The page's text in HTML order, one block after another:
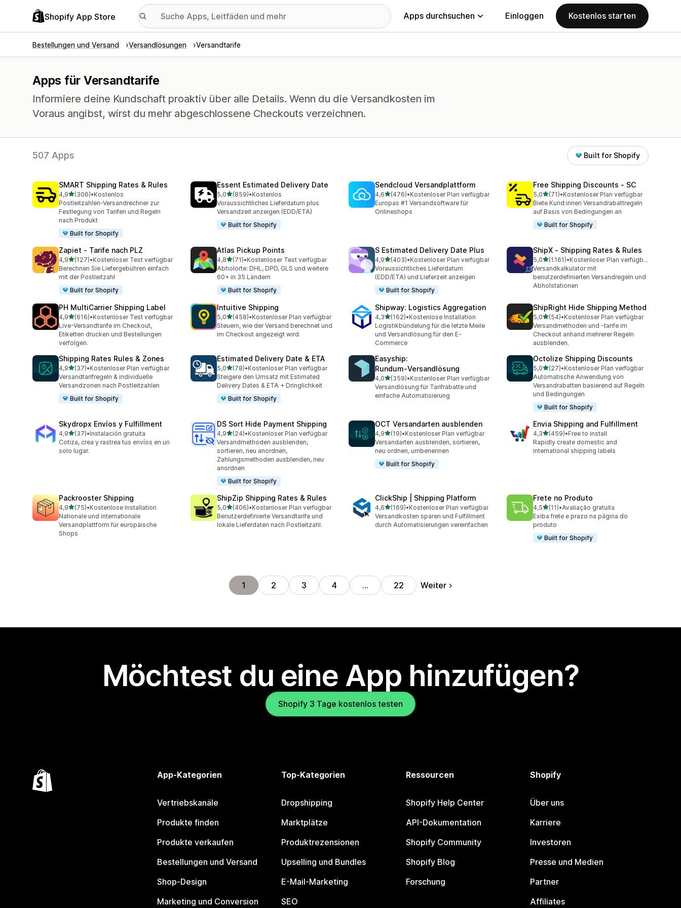
Shopify App Store Apps durchsuchen Einloggen Kostenlos starten
Bestellungen und Versand Versandlösungen Versandtarife
Apps für Versandtarife
Informiere deine Kundschaft proaktiv über alle Details. Wenn du die Versandkosten im
Voraus angibst, wirst du mehr abgeschlossene Checkouts verzeichnen.
507 Apps Built for Shopify
SMART Shipping Rates & Rules
4,9von 5 Sternen
(306)
306 Rezensionen insgesamt
•Kostenlos
Postleitzahlen-Versandrechner zur
Festlegung von Tarifen und Regeln
nach Produkt
Built for Shopify
Essent Estimated Delivery Date
5,0von 5 Sternen
(859)
859 Rezensionen insgesamt
•Kostenlos
Voraussichtliches Lieferdatum plus
Versandzeit anzeigen (EDD/ETA)
Built for Shopify
Sendcloud Versandplattform
4,6von 5 Sternen
(476)
476 Rezensionen insgesamt
•Kostenloser Plan verfügbar
Europas #1 Versandsoftware für
Onlineshops
Free Shipping Discounts ‑ SC
5,0von 5 Sternen
(71)
71 Rezensionen insgesamt
•Kostenloser Plan verfügbar
Biete Kund:innen Versandrabattregeln
auf Basis von Bedingungen an
Built for Shopify
Zapiet ‑ Tarife nach PLZ
4,9von 5 Sternen
(127)
127 Rezensionen insgesamt
•Kostenloser Test verfügbar
Berechnen Sie Liefergebühren einfach
mit der Postleitzahl
Built for Shopify
Atlas Pickup Points
4,8von 5 Sternen
(71)
71 Rezensionen insgesamt
•Kostenloser Test verfügbar
Abholorte: DHL, DPD, GLS und weitere
60+ in 35 Ländern
Built for Shopify
S Estimated Delivery Date Plus
4,9von 5 Sternen
(403)
403 Rezensionen insgesamt
•Kostenloser Plan verfügbar
Voraussichtliches Lieferdatum
(EDD/ETA) und Lieferzeit anzeigen
Built for Shopify
ShipX ‑ Shipping Rates & Rules
5,0von 5 Sternen
(1.161)
1161 Rezensionen insgesamt
•
Kostenloser Plan verfügbar
Versandkalkulator mit
benutzerdefinierten Versandregeln und
Abholstationen
PH MultiCarrier Shipping Label
4,9von 5 Sternen
(616)
616 Rezensionen insgesamt
•Kostenloser Test verfügbar
Live-Versandtarife im Checkout,
Etiketten drucken und Bestellungen
verfolgen.
Intuitive Shipping
5,0von 5 Sternen
(458)
458 Rezensionen insgesamt
•Kostenloser Plan verfügbar
Steuern, wie der Versand berechnet und
im Checkout angezeigt wird.
Shipway: Logistics Aggregation
4,3von 5 Sternen
(162)
162 Rezensionen insgesamt
•Kostenlose Installation
Logistikbündelung für die letzte Meile
und Versandlösung für den E-
Commerce
ShipRight Hide Shipping Method
5,0von 5 Sternen
(54)
54 Rezensionen insgesamt
•Kostenloser Plan verfügbar
Versandmethoden und -tarife im
Checkout anhand mehrerer Regeln
ausblenden.
Shipping Rates Rules & Zones
4,9von 5 Sternen
(37)
37 Rezensionen insgesamt
•Kostenloser Plan verfügbar
Versandtarifregeln & individuelle
Versandzonen nach Postleitzahlen
Built for Shopify
Estimated Delivery Date & ETA
5,0von 5 Sternen
(78)
78 Rezensionen insgesamt
•Kostenloser Plan verfügbar
Steigere den Umsatz mit Estimated
Delivery Dates & ETA + Dringlichkeit
Built for Shopify
Easyship:
Rundum‑Versandlösung
4,0von 5 Sternen
(359)
359 Rezensionen insgesamt
•Kostenloser Plan verfügbar
Versandlösung für Tarifrabatte und
einfache Automatisierung
Octolize Shipping Discounts
5,0von 5 Sternen
(27)
27 Rezensionen insgesamt
•Kostenloser Plan verfügbar
Automatische Anwendung von
Versandrabatten basierend auf Regeln
und Bedingungen
Built for Shopify
Skydropx Envíos y Fulfillment
4,9von 5 Sternen
(37)
37 Rezensionen insgesamt
•Instalación gratuita
Cotiza, crea y rastrea tus envíos en un
solo lugar.
DS Sort Hide Payment Shipping
4,9von 5 Sternen
(24)
24 Rezensionen insgesamt
•Kostenloser Plan verfügbar
Versandmethoden ausblenden,
sortieren, neu anordnen,
Zahlungsmethoden ausblenden, neu
anordnen
Built for Shopify
OCT Versandarten ausblenden
4,9von 5 Sternen
(19)
19 Rezensionen insgesamt
•Kostenloser Plan verfügbar
Versandarten ausblenden, sortieren,
neu ordnen, umbenennen
Built for Shopify
Envia Shipping and Fulfillment
4,3von 5 Sternen
(459)
459 Rezensionen insgesamt
•Free to install
Rapidly create domestic and
international shipping labels
Packrooster Shipping
4,9von 5 Sternen
(75)
75 Rezensionen insgesamt
•Kostenlose Installation
Nationale und internationale
Versandplattform für europäische
Shops
ShipZip Shipping Rates & Rules
5,0von 5 Sternen
(406)
406 Rezensionen insgesamt
•Kostenloser Plan verfügbar
Benutzerdefinierte Versandtarife und
lokale Lieferdaten nach Postleitzahl.
ClickShip | Shipping Platform
4,6von 5 Sternen
(169)
169 Rezensionen insgesamt
•Kostenloser Plan verfügbar
Versandkosten sparen und Fulfillment
durch Automatisierungen vereinfachen
Frete no Produto
4,5von 5 Sternen
(11)
11 Rezensionen insgesamt
•Avaliação gratuita
Exiba frete e prazo na página do
produto
Built for Shopify
1 2 3 4 … 22 Weiter
Möchtest du eine App hinzufügen?
Shopify 3 Tage kostenlos testen
App-Kategorien
Vertriebskanäle
Produkte finden
Produkte verkaufen
Bestellungen und Versand
Shop-Design
Marketing und Conversion
Top-Kategorien
Dropshipping
Marktplätze
Produktrezensionen
Upselling und Bundles
E-Mail-Marketing
SEO
Ressourcen
Shopify Help Center
API-Dokumentation
Shopify Community
Shopify Blog
Forschung
Shopify
Über uns
Karriere
Investoren
Presse und Medien
Partner
Affiliates